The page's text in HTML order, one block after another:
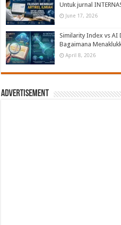
Untuk jurnal
June 17, 2026
Similarity Index vs AI
Bagaimana
April 8, 2026
Advertisement